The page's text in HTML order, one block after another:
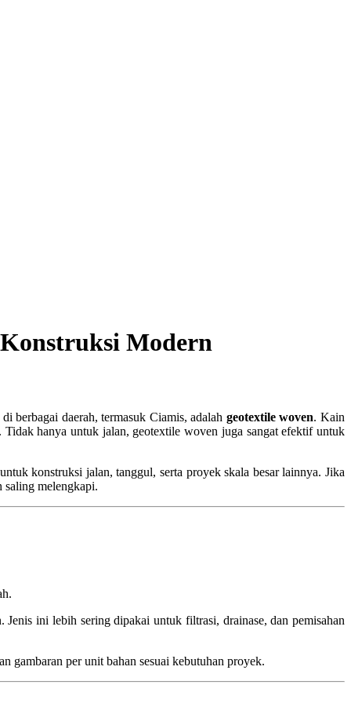
Modern
berbagai daerah, termasuk Ciamis, adalah geotextile woven. Kain
hanya untuk jalan, geotextile woven juga sangat efektif untuk
konstruksi jalan, tanggul, serta proyek skala besar lainnya. Jika
saling melengkapi.
Jenis ini lebih sering dipakai untuk filtrasi, drainase, dan pemisahan
gambaran per unit bahan sesuai kebutuhan proyek.